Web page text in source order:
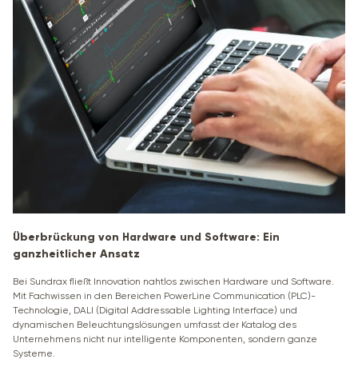
Überbrückung von Hardware und Software: Ein
ganzheitlicher Ansatz
Bei Sundrax fließt Innovation nahtlos zwischen Hardware und Software.
Mit Fachwissen in den Bereichen PowerLine Communication (PLC)-
Technologie, DALI (Digital Addressable Lighting Interface) und
dynamischen Beleuchtungslösungen umfasst der Katalog des
Unternehmens nicht nur intelligente Komponenten, sondern ganze
Systeme.